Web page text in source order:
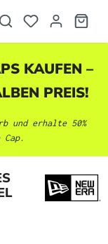
KAUFEN –
PREIS!
und erhalte 50%